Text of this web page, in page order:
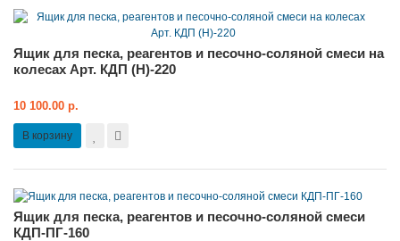
Ящик для песка, реагентов и песочно-соляной смеси на
колесах Арт. КДП (Н)-220
10 100.00 р.
В корзину
Ящик для песка, реагентов и песочно-соляной смеси
КДП-ПГ-160